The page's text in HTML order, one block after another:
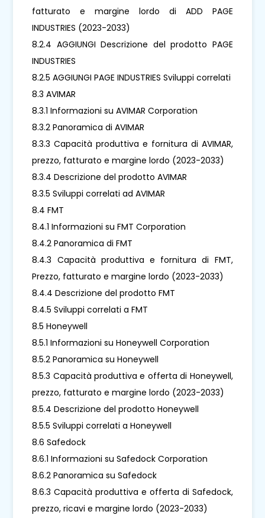
fatturato e margine lordo di ADD PAGE
INDUSTRIES (2023-2033)
8.2.4 AGGIUNGI Descrizione del prodotto PAGE
INDUSTRIES
8.2.5 AGGIUNGI PAGE INDUSTRIES Sviluppi correlati
8.3 AVIMAR
8.3.1 Informazioni su AVIMAR Corporation
8.3.2 Panoramica di AVIMAR
8.3.3 Capacità produttiva e fornitura di AVIMAR,
prezzo, fatturato e margine lordo (2023-2033)
8.3.4 Descrizione del prodotto AVIMAR
8.3.5 Sviluppi correlati ad AVIMAR
8.4 FMT
8.4.1 Informazioni su FMT Corporation
8.4.2 Panoramica di FMT
8.4.3 Capacità produttiva e fornitura di FMT,
Prezzo, fatturato e margine lordo (2023-2033)
8.4.4 Descrizione del prodotto FMT
8.4.5 Sviluppi correlati a FMT
8.5 Honeywell
8.5.1 Informazioni su Honeywell Corporation
8.5.2 Panoramica su Honeywell
8.5.3 Capacità produttiva e offerta di Honeywell,
prezzo, fatturato e margine lordo (2023-2033)
8.5.4 Descrizione del prodotto Honeywell
8.5.5 Sviluppi correlati a Honeywell
8.6 Safedock
8.6.1 Informazioni su Safedock Corporation
8.6.2 Panoramica su Safedock
8.6.3 Capacità produttiva e offerta di Safedock,
prezzo, ricavi e margine lordo (2023-2033)